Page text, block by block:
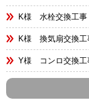
K様 水栓交換工事
K様 換気扇交換工
Y様 コンロ交換工